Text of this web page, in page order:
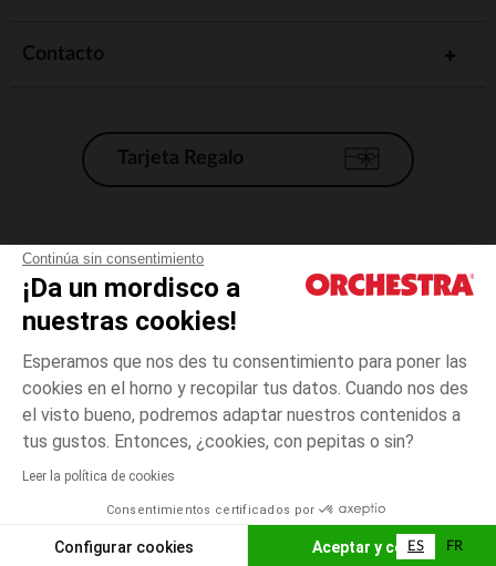
Continúa sin consentimiento
¡Da un mordisco a
nuestras cookies!
Esperamos que nos des tu consentimiento para poner las
cookies en el horno y recopilar tus datos. Cuando nos des
el visto bueno, podremos adaptar nuestros contenidos a
tus gustos. Entonces, ¿cookies, con pepitas o sin?
Leer la política de cookies
Consentimientos certificados por
Configurar cookies Aceptar y cerrar
8
El pago medidante
AÑADIR A LA CESTA
Contacto
Tarjeta Regalo
Condiciones generales de venta
Aviso Legal
*Condiciones de las ofertas actuales
Gestión de las cookies
Accesibilidad: no conforme
Orchestra adhiere al código de ética de la Federación Francesa de comercio
electrónico y venta a distancia (FEVAD) y al sistema de mediación de
ES FR